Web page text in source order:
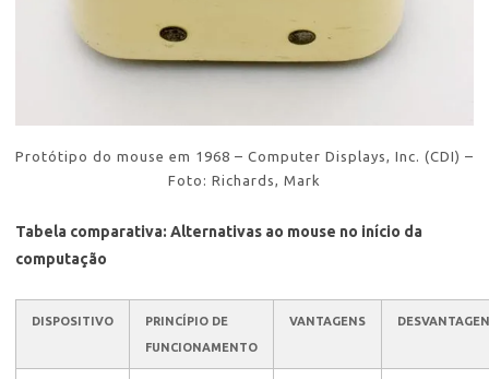
Protótipo do mouse em 1968 – Computer Displays, Inc. (CDI) –
Foto: Richards, Mark
Tabela comparativa: Alternativas ao mouse no início da
computação
DISPOSITIVO
PRINCÍPIO DE
FUNCIONAMENTO
VANTAGENS